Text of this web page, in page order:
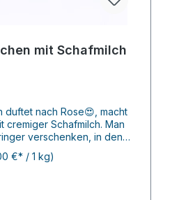
mit Schafmilch
duftet nach Rose😍, macht
cremiger Schafmilch. Man
verschenken, in den
zum Waschen
€* / 1 kg)